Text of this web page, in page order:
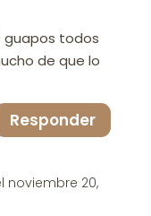
guapos todos
de que lo
Responder
noviembre 20,